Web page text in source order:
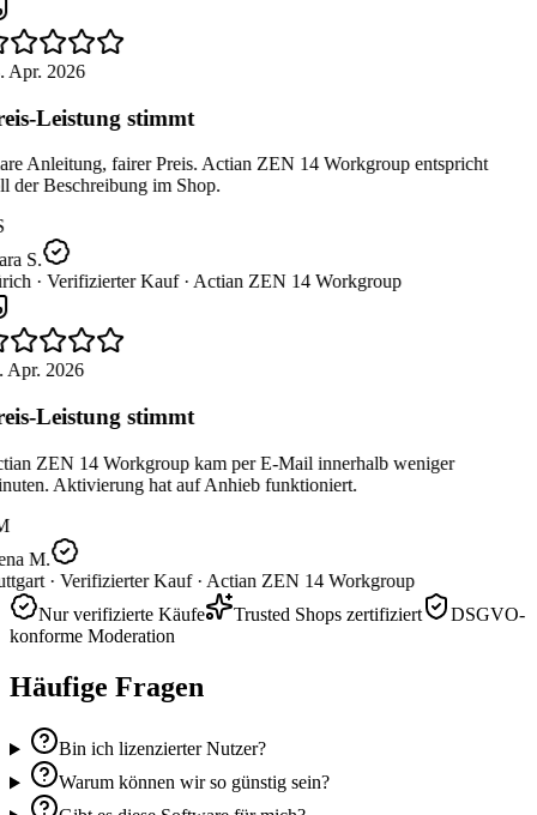
Apr. 2026
Leistung stimmt
Anleitung, fairer Preis. Actian ZEN 14 Workgroup entspricht
der Beschreibung im Shop.
S.
· Verifizierter Kauf · Actian ZEN 14 Workgroup
Apr. 2026
Leistung stimmt
ZEN 14 Workgroup kam per E-Mail innerhalb weniger
Aktivierung hat auf Anhieb funktioniert.
M.
· Verifizierter Kauf · Actian ZEN 14 Workgroup
Nur verifizierte Käufe
Trusted Shops zertifiziert
DSGVO-
konforme Moderation
Häufige Fragen
Bin ich lizenzierter Nutzer?
Warum können wir so günstig sein?